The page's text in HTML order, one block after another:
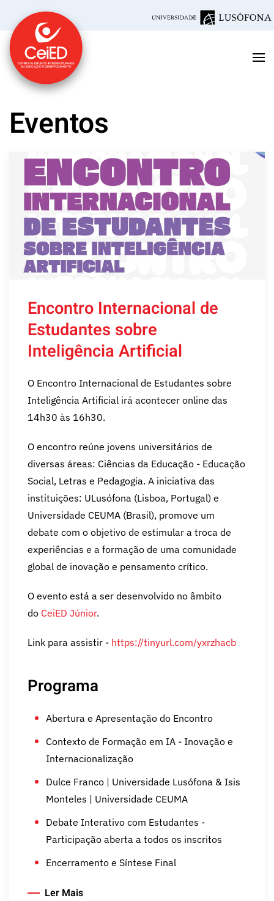
Saltar para o conteúdo principal
Eventos
Encontro Internacional de
Estudantes sobre
Inteligência Artificial
O Encontro Internacional de Estudantes sobre
Inteligência Artificial irá acontecer online das
14h30 às 16h30.
O encontro reúne jovens universitários de
diversas áreas: Ciências da Educação - Educação
Social, Letras e Pedagogia. A iniciativa das
instituições: ULusófona (Lisboa, Portugal) e
Universidade CEUMA (Brasil), promove um
debate com o objetivo de estimular a troca de
experiências e a formação de uma comunidade
global de inovação e pensamento crítico.
O evento está a ser desenvolvido no âmbito
do CeiED Júnior.
Link para assistir - https://tinyurl.com/yxrzhacb
Programa
Abertura e Apresentação do Encontro
Contexto de Formação em IA - Inovação e
Internacionalização
Dulce Franco | Universidade Lusófona & Isis
Monteles | Universidade CEUMA
Debate Interativo com Estudantes -
Participação aberta a todos os inscritos
Encerramento e Síntese Final
Ler Mais